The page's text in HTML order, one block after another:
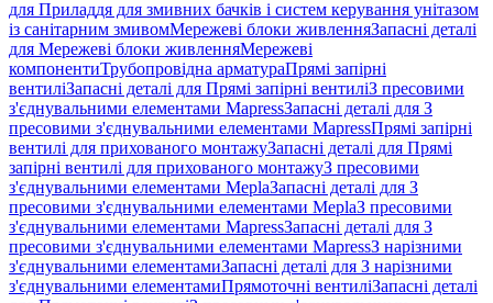
для Приладдя для змивних бачків і систем керування унітазом
із санітарним змивомМережеві блоки живленняЗапасні деталі
для Мережеві блоки живленняМережеві
компонентиТрубопровідна арматураПрямі запірні
вентиліЗапасні деталі для Прямі запірні вентиліЗ пресовими
з'єднувальними елементами MapressЗапасні деталі для З
пресовими з'єднувальними елементами MapressПрямі запірні
вентилі для прихованого монтажуЗапасні деталі для Прямі
запірні вентилі для прихованого монтажуЗ пресовими
з'єднувальними елементами MeplaЗапасні деталі для З
пресовими з'єднувальними елементами MeplaЗ пресовими
з'єднувальними елементами MapressЗапасні деталі для З
пресовими з'єднувальними елементами MapressЗ нарізними
з'єднувальними елементамиЗапасні деталі для З нарізними
з'єднувальними елементамиПрямоточні вентиліЗапасні деталі